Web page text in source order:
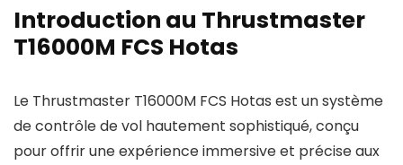
Introduction au Thrustmaster
T16000M FCS Hotas
Le Thrustmaster T16000M FCS Hotas est un système
de contrôle de vol hautement sophistiqué, conçu
pour offrir une expérience immersive et précise aux